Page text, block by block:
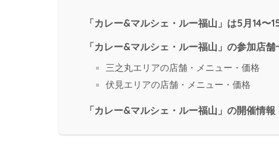
「カレー&マルシェ・ルー福山」は5月14〜
「カレー&マルシェ・ルー福山」の参加店舗
三之丸エリアの店舗・メニュー・価格
伏見エリアの店舗・メニュー・価格
「カレー&マルシェ・ルー福山」の開催情報